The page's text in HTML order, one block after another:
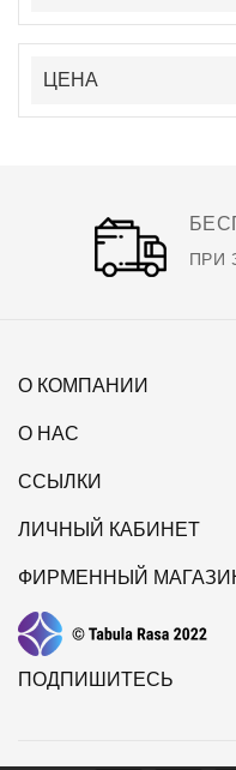
ЦЕНА
ПРИ
О КОМПАНИИ
О НАС
ССЫЛКИ
ЛИЧНЫЙ КАБИНЕТ
ФИРМЕННЫЙ МАГАЗИН
ПОДПИШИТЕСЬ